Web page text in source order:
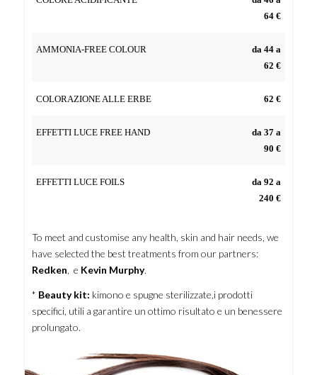
64 €
AMMONIA-FREE COLOUR
da 44 a
62 €
COLORAZIONE ALLE ERBE 62 €
EFFETTI LUCE FREE HAND
da 37 a
90 €
EFFETTI LUCE FOILS
da 92 a
240 €
To meet and customise any health, skin and hair needs, we
have selected the best treatments from our partners:
Redken, e Kevin Murphy.
* Beauty kit: kimono e spugne sterilizzate,i prodotti
specifici, utili a garantire un ottimo risultato e un benessere
prolungato.